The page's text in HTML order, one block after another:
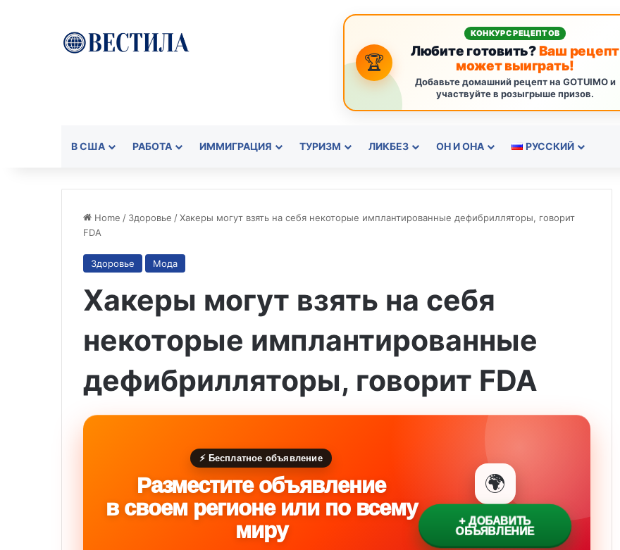
🏆
КОНКУРС РЕЦЕПТОВ
Любите готовить?Ваш рецепт
может выиграть!
Добавьте домашний рецепт на GOTUIMO и
участвуйте в розыгрыше призов.
В США РАБОТА ИММИГРАЦИЯ ТУРИЗМ ЛИКБЕЗ ОН И ОНА РУССКИЙ
Home / Здоровье /Хакеры могут взять на себя некоторые имплантированные дефибрилляторы, говорит
FDA
Здоровье Мода
Хакеры могут взять на себя
некоторые имплантированные
дефибрилляторы, говорит FDA
⚡ Бесплатное объявление
Разместите объявление
в своем регионе или по всему
миру
🌍
+ ДОБАВИТЬ
ОБЪЯВЛЕНИЕ